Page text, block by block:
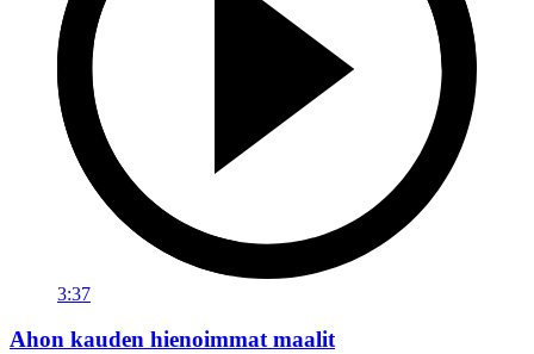
3:37
Ahon kauden hienoimmat maalit